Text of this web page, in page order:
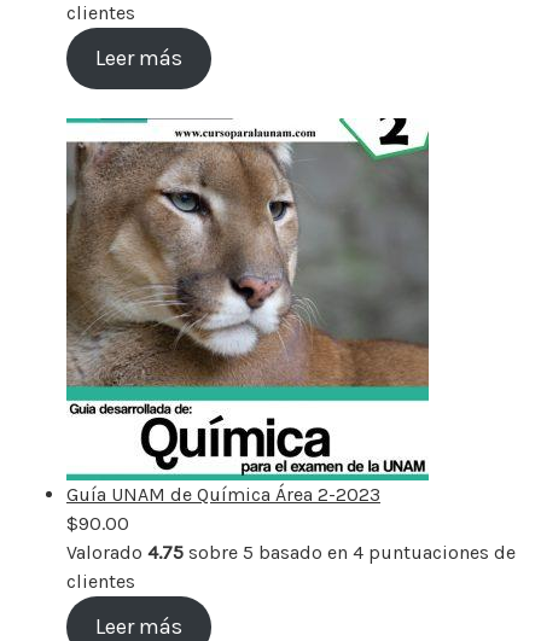
clientes
Leer más
Guía UNAM de Química Área 2-2023
$90.00
Valorado 4.75 sobre 5 basado en 4 puntuaciones de
clientes
Leer más